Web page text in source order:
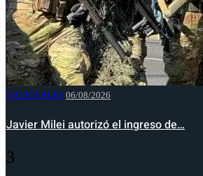
NACIONALES 06/08/2026
Javier Milei autorizó el ingreso de…
3